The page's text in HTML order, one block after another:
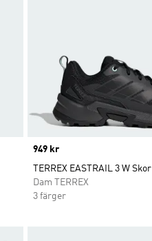
Price
949 kr
TERREX EASTRAIL 3 W Skor
Dam TERREX
3 färger